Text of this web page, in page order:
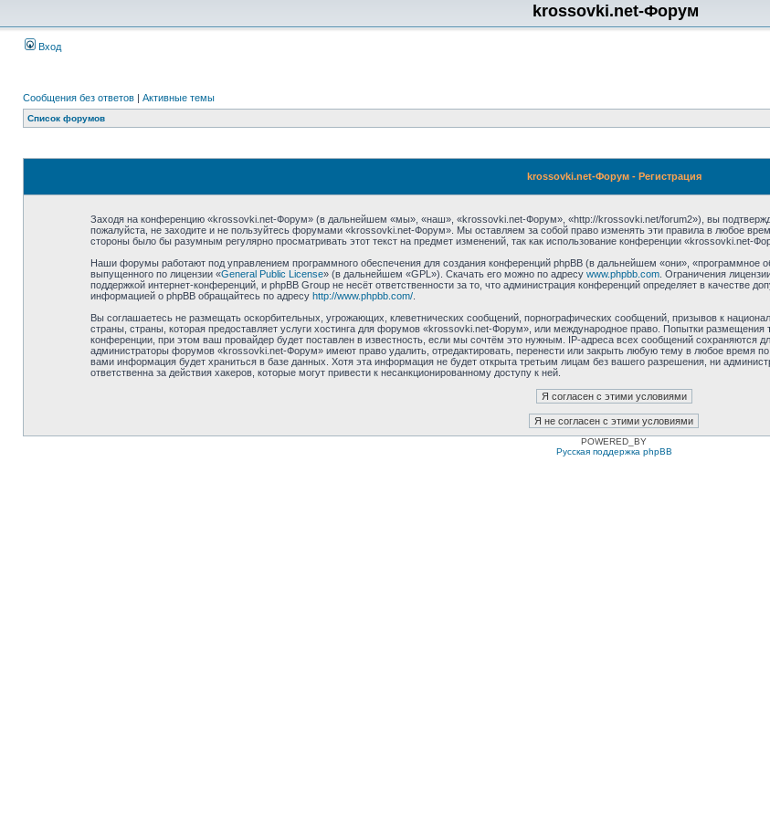
krossovki.net-Форум
Вход
Сообщения без ответов | Активные темы
Список форумов
krossovki.net-Форум - Регистрация
Заходя на конференцию «krossovki.net-Форум» (в дальнейшем «мы», «наш», «krossovki.net-Форум», «http://krossovki.net/forum2»), вы
пожалуйста, не заходите и не пользуйтесь форумами «krossovki.net-Форум». Мы оставляем за собой право изменять эти правила в любое
стороны было бы разумным регулярно просматривать этот текст на предмет изменений, так как использование конференции «krossovki.net-
Наши форумы работают под управлением программного обеспечения для создания конференций phpBB (в дальнейшем «они», «программное
выпущенного по лицензии «General Public License» (в дальнейшем «GPL»). Скачать его можно по адресу www.phpbb.com. Ограничения
поддержкой интернет-конференций, и phpBB Group не несёт ответственности за то, что администрация конференций определяет в качестве
информацией о phpBB обращайтесь по адресу http://www.phpbb.com/.
Вы соглашаетесь не размещать оскорбительных, угрожающих, клеветнических сообщений, порнографических сообщений, призывов к
страны, страны, которая предоставляет услуги хостинга для форумов «krossovki.net-Форум», или международное право. Попытки
конференции, при этом ваш провайдер будет поставлен в известность, если мы сочтём это нужным. IP-адреса всех сообщений сохраняются
администраторы форумов «krossovki.net-Форум» имеют право удалить, отредактировать, перенести или закрыть любую тему в любое время
вами информация будет храниться в базе данных. Хотя эта информация не будет открыта третьим лицам без вашего разрешения, ни
ответственна за действия хакеров, которые могут привести к несанкционированному доступу к ней.
POWERED_BY
Русская поддержка phpBB